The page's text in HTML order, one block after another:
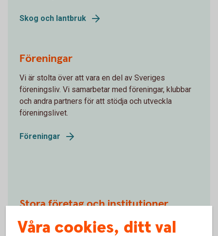
Skog och lantbruk
Föreningar
Vi är stolta över att vara en del av Sveriges
föreningsliv. Vi samarbetar med föreningar, klubbar
och andra partners för att stödja och utveckla
föreningslivet.
Föreningar
Stora företag och institutioner
Vi erbjuder skräddarsydda råd och enkla, effektiva
Våra cookies, ditt val